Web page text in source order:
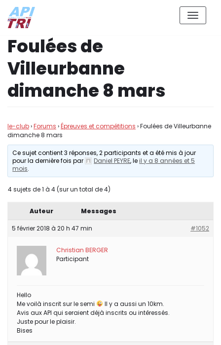
Aller
au
contenu
Foulées de
Villeurbanne
dimanche 8 mars
le-club›Forums ›Épreuves et compétitions ›Foulées de Villeurbanne
dimanche 8 mars
Ce sujet contient 3 réponses, 2 participants et a été mis à jour
pour la dernière fois par
Daniel PEYRE, leil y a 8 années et 5
mois.
4 sujets de 1 à 4 (sur un total de 4)
Auteur Messages
5 février 2018 à 20 h 47 min #1052
Christian BERGER
Participant
Hello
Me voilà inscrit sur le semi
Il y a aussi un 10km.
Avis aux API qui seraient déjà inscrits ou intêressés.
Juste pour le plaisir.
Bises